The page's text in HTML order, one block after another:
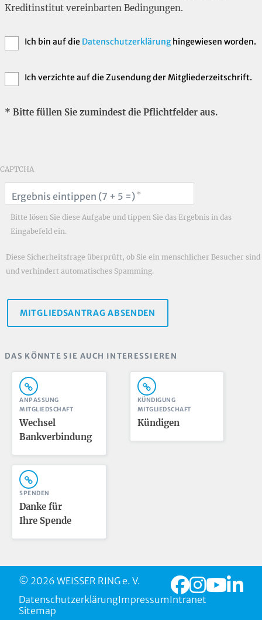
Kreditinstitut vereinbarten Bedingungen.
Ich bin auf die Datenschutzerklärunghingewiesen worden.
Ich verzichte auf die Zusendung der Mitgliederzeitschrift.
* Bitte füllen Sie zumindest die Pflichtfelder aus.
CAPTCHA
Ergebnis eintippen (7 + 5 =) *
Bitte lösen Sie diese Aufgabe und tippen Sie das Ergebnis in das
Eingabefeld ein.
Diese Sicherheitsfrage überprüft, ob Sie ein menschlicher Besucher sind
und verhindert automatisches Spamming.
DAS KÖNNTE SIE AUCH INTERESSIEREN
ANPASSUNG
MITGLIEDSCHAFT
Wechsel
Bankverbindung
KÜNDIGUNG
MITGLIEDSCHAFT
Kündigen
SPENDEN
Danke für
Ihre Spende
© 2026 WEISSER RING e. V.
DatenschutzerklärungImpressumIntranet
Sitemap